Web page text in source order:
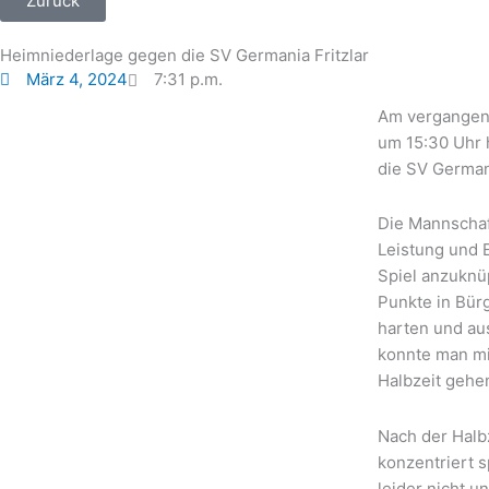
Heimniederlage gegen die SV Germania Fritzlar
März 4, 2024
7:31 p.m.
Am
um 15:30
die SV
Die
Leistung und
Spiel
Punkte in
harten und
konnte man
Halbzeit
Nach der
konzentriert